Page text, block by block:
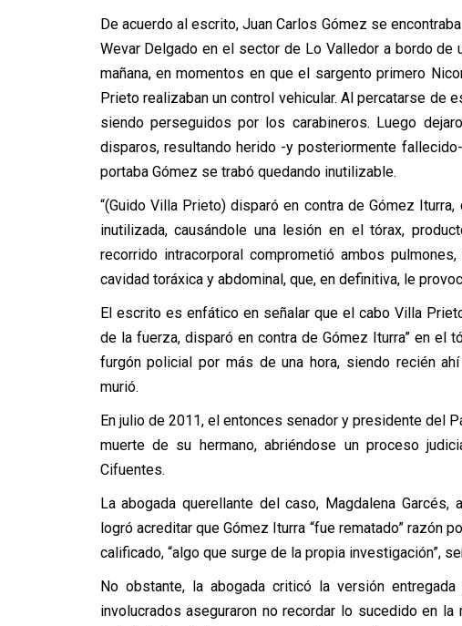
De acuerdo al escrito, Juan Carlos Gómez se
Wevar Delgado en el sector de Lo Valledor a bordo de
mañana, en momentos en que el sargento primero
Prieto realizaban un control vehicular. Al percatarse de
siendo perseguidos por los carabineros. Luego
disparos, resultando herido -y posteriormente
portaba Gómez se trabó quedando inutilizable.
“(Guido Villa Prieto) disparó en contra de Gómez
inutilizada, causándole una lesión en el tórax,
recorrido intracorporal comprometió ambos
cavidad toráxica y abdominal, que, en definitiva, le
El escrito es enfático en señalar que el cabo Villa
de la fuerza, disparó en contra de Gómez Iturra” en el
furgón policial por más de una hora, siendo recién
murió.
En julio de 2011, el entonces senador y presidente del
muerte de su hermano, abriéndose un proceso
Cifuentes.
La abogada querellante del caso, Magdalena
logró acreditar que Gómez Iturra “fue rematado” razón
calificado, “algo que surge de la propia investigación”,
No obstante, la abogada criticó la versión
involucrados aseguraron no recordar lo sucedido en